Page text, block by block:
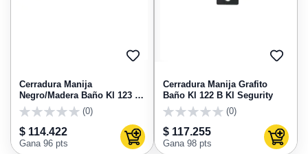
AGREGAR
FAVORITOS
Cerradura Manija
Negro/Madera Baño Kl 123 B
Kl Segurity
(0)
$ 114.422
Gana 96 pts Agregar al carrito
Cerradura Manija Grafito
Baño Kl 122 B Kl Segurity
(0)
$ 117.255
Gana 98 pts